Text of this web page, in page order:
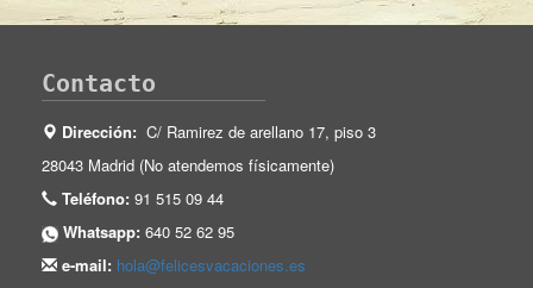
Contacto
Dirección: C/ Ramirez de arellano 17, piso 3
28043 Madrid (No atendemos físicamente)
Teléfono: 91 515 09 44
Whatsapp: 640 52 62 95
e-mail: hola@felicesvacaciones.es